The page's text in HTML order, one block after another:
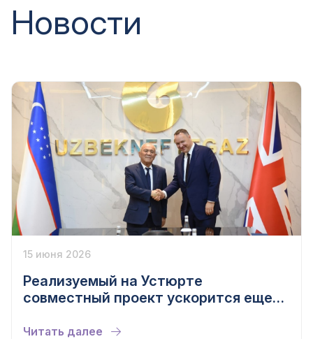
Новости
15 июня 2026
Реализуемый на Устюрте
совместный проект ускорится еще
Читать далее